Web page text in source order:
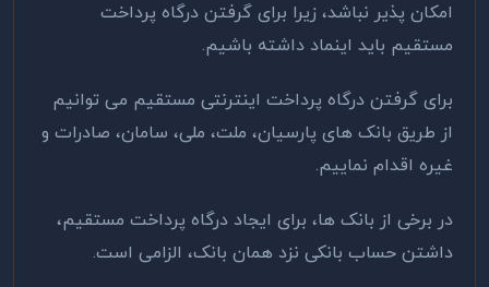
امکان پذیر نباشد، زیرا برای گرفتن درگاه پرداخت
مستقیم باید اینماد داشته باشیم.
برای گرفتن درگاه پرداخت اینترنتی مستقیم می توانیم
از طریق بانک های پارسیان، ملت، ملی، سامان، صادرات و
غیره اقدام نماییم.
در برخی از بانک ها، برای ایجاد درگاه پرداخت مستقیم،
داشتن حساب بانکی نزد همان بانک، الزامی است.